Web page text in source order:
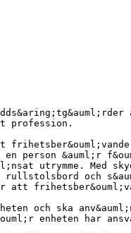
profession.
frihetsber&ouml;vande
person &auml;r
utrymme. Med
och
frihetsber&ouml;va
och ska
enheten har